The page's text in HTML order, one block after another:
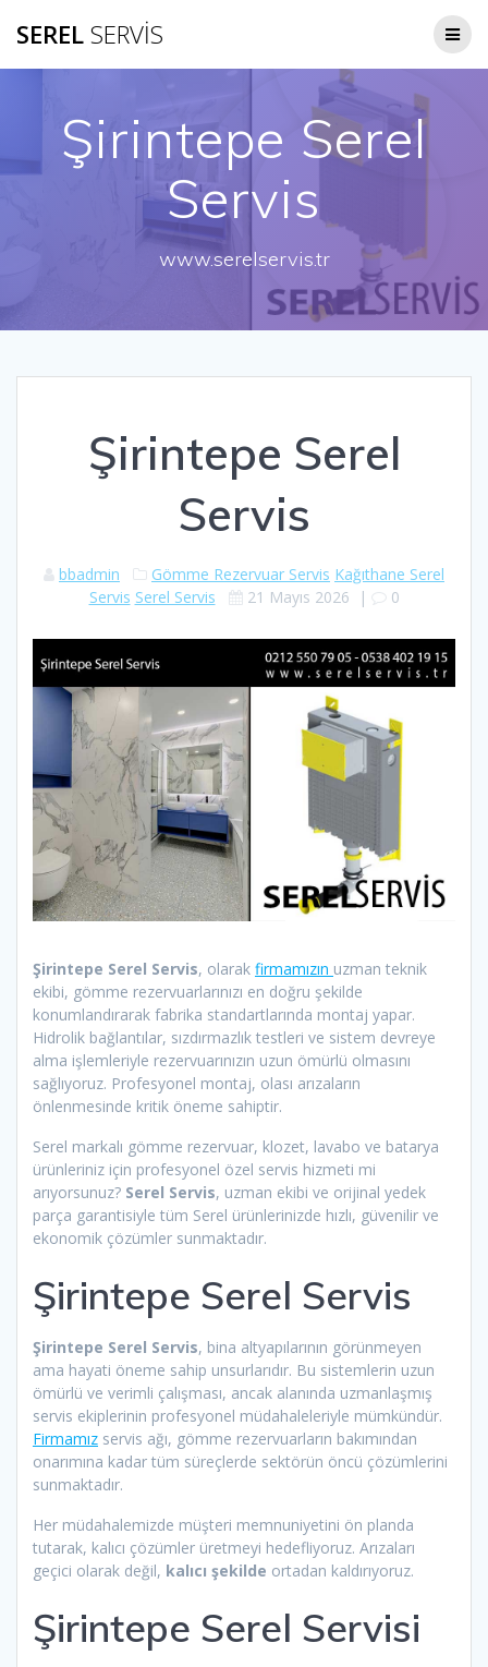
SERELSERVİS
Şirintepe Serel
Servis
www.serelservis.tr
Şirintepe Serel
Servis
bbadmin Gömme Rezervuar Servis Kağıthane Serel
Servis Serel Servis 21 Mayıs 2026 | 0
Şirintepe Serel Servis, olarak firmamızın uzman teknik
ekibi, gömme rezervuarlarınızı en doğru şekilde
konumlandırarak fabrika standartlarında montaj yapar.
Hidrolik bağlantılar, sızdırmazlık testleri ve sistem devreye
alma işlemleriyle rezervuarınızın uzun ömürlü olmasını
sağlıyoruz. Profesyonel montaj, olası arızaların
önlenmesinde kritik öneme sahiptir.
Serel markalı gömme rezervuar, klozet, lavabo ve batarya
ürünleriniz için profesyonel özel servis hizmeti mi
arıyorsunuz? Serel Servis, uzman ekibi ve orijinal yedek
parça garantisiyle tüm Serel ürünlerinizde hızlı, güvenilir ve
ekonomik çözümler sunmaktadır.
Şirintepe Serel Servis
Şirintepe Serel Servis, bina altyapılarının görünmeyen
ama hayati öneme sahip unsurlarıdır. Bu sistemlerin uzun
ömürlü ve verimli çalışması, ancak alanında uzmanlaşmış
servis ekiplerinin profesyonel müdahaleleriyle mümkündür.
Firmamız servis ağı, gömme rezervuarların bakımından
onarımına kadar tüm süreçlerde sektörün öncü çözümlerini
sunmaktadır.
Her müdahalemizde müşteri memnuniyetini ön planda
tutarak, kalıcı çözümler üretmeyi hedefliyoruz. Arızaları
geçici olarak değil, kalıcı şekilde ortadan kaldırıyoruz.
Şirintepe Serel Servisi